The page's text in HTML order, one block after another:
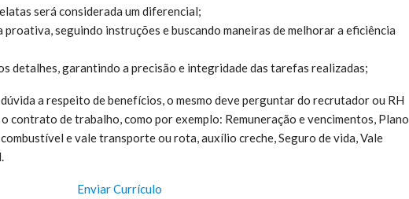
será considerada um diferencial;
seguindo instruções e buscando maneiras de melhorar a eficiência
detalhes, garantindo a precisão e integridade das tarefas realizadas;
a respeito de benefícios, o mesmo deve perguntar do recrutador ou RH
contrato de trabalho, como por exemplo: Remuneração e vencimentos, Plano
e vale transporte ou rota, auxílio creche, Seguro de vida, Vale
Enviar Currículo